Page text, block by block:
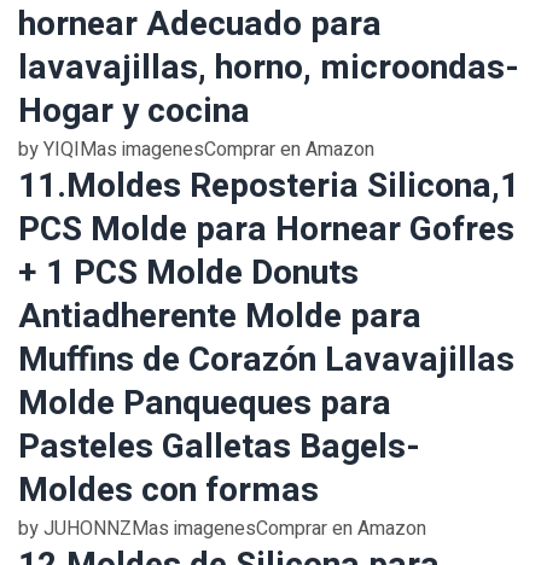
hornear Adecuado para
lavavajillas, horno, microondas-
Hogar y cocina
by YIQIMas imagenesComprar en Amazon
11.Moldes Reposteria Silicona,1
PCS Molde para Hornear Gofres
+ 1 PCS Molde Donuts
Antiadherente Molde para
Muffins de Corazón Lavavajillas
Molde Panqueques para
Pasteles Galletas Bagels-
Moldes con formas
by JUHONNZMas imagenesComprar en Amazon